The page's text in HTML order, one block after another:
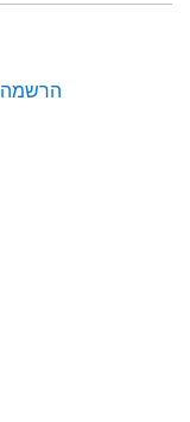
הרשמה